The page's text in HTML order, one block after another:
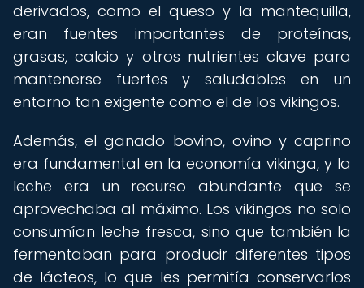
derivados, como el queso y la mantequilla,
eran fuentes importantes de proteínas,
grasas, calcio y otros nutrientes clave para
mantenerse fuertes y saludables en un
entorno tan exigente como el de los vikingos.
Además, el ganado bovino, ovino y caprino
era fundamental en la economía vikinga, y la
leche era un recurso abundante que se
aprovechaba al máximo. Los vikingos no solo
consumían leche fresca, sino que también la
fermentaban para producir diferentes tipos
de lácteos, lo que les permitía conservarlos